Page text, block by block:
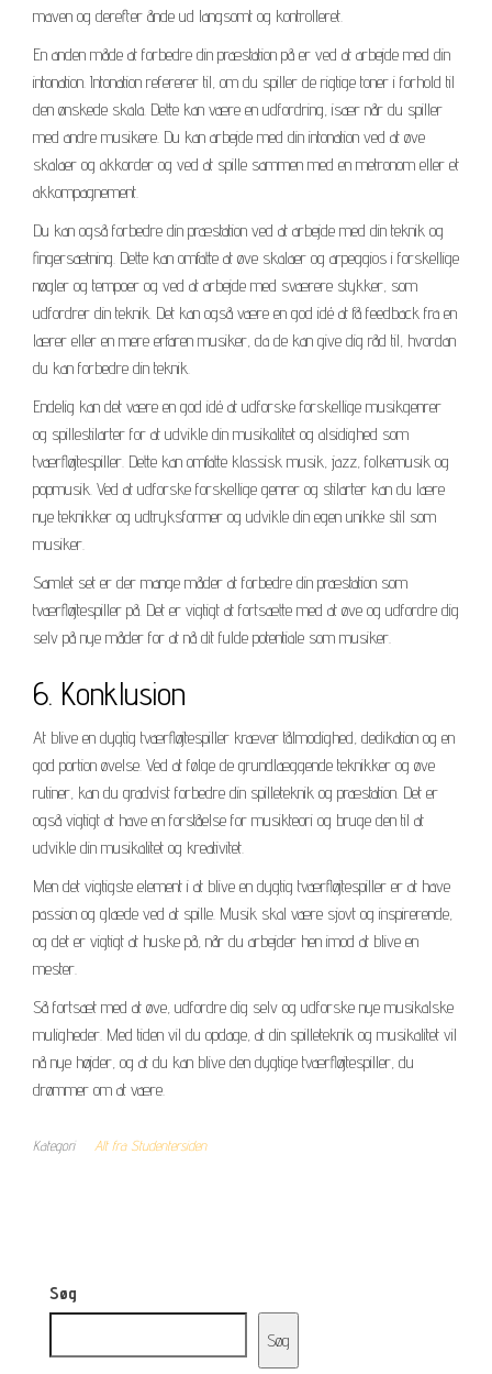
maven og derefter ånde ud langsomt og kontrolleret.
En anden måde at forbedre din præstation på er ved at arbejde med din
intonation. Intonation refererer til, om du spiller de rigtige toner i forhold til
den ønskede skala. Dette kan være en udfordring, især når du spiller
med andre musikere. Du kan arbejde med din intonation ved at øve
skalaer og akkorder og ved at spille sammen med en metronom eller et
akkompagnement.
Du kan også forbedre din præstation ved at arbejde med din teknik og
fingersætning. Dette kan omfatte at øve skalaer og arpeggios i forskellige
nøgler og tempoer og ved at arbejde med sværere stykker, som
udfordrer din teknik. Det kan også være en god idé at få feedback fra en
lærer eller en mere erfaren musiker, da de kan give dig råd til, hvordan
du kan forbedre din teknik.
Endelig kan det være en god idé at udforske forskellige musikgenrer
og spillestilarter for at udvikle din musikalitet og alsidighed som
tværfløjtespiller. Dette kan omfatte klassisk musik, jazz, folkemusik og
popmusik. Ved at udforske forskellige genrer og stilarter kan du lære
nye teknikker og udtryksformer og udvikle din egen unikke stil som
musiker.
Samlet set er der mange måder at forbedre din præstation som
tværfløjtespiller på. Det er vigtigt at fortsætte med at øve og udfordre dig
selv på nye måder for at nå dit fulde potentiale som musiker.
6. Konklusion
At blive en dygtig tværfløjtespiller kræver tålmodighed, dedikation og en
god portion øvelse. Ved at følge de grundlæggende teknikker og øve
rutiner, kan du gradvist forbedre din spilleteknik og præstation. Det er
også vigtigt at have en forståelse for musikteori og bruge den til at
udvikle din musikalitet og kreativitet.
Men det vigtigste element i at blive en dygtig tværfløjtespiller er at have
passion og glæde ved at spille. Musik skal være sjovt og inspirerende,
og det er vigtigt at huske på, når du arbejder hen imod at blive en
mester.
Så fortsæt med at øve, udfordre dig selv og udforske nye musikalske
muligheder. Med tiden vil du opdage, at din spilleteknik og musikalitet vil
nå nye højder, og at du kan blive den dygtige tværfløjtespiller, du
drømmer om at være.
Kategori Alt fra Studentersiden
Søg
Søg